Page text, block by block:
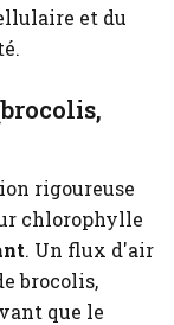
et du
rigoureuse
chlorophylle
. Un flux d'air
brocolis,
que le